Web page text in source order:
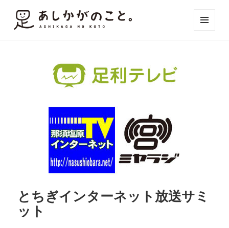
とちぎインターネット放送サミ
ット